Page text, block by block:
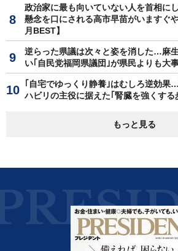
政治家に最も向いていない人を首相に
懸念を口にされる高市早苗がいますぐ
月BEST】
逆らった県議は次々と姿を消した…麻
い｢自民党福岡県議団｣が県民よりも大
｢自宅でゆっくり静養｣はむしろ逆効果
ハビリの主役に据えた｢腎臓を強くする
もっと見る